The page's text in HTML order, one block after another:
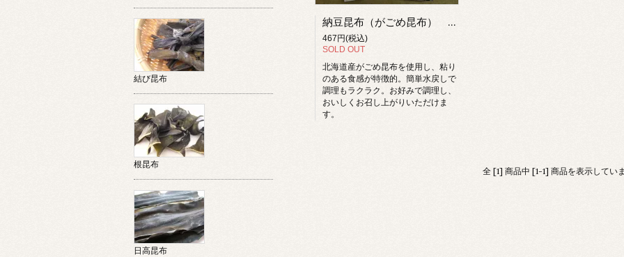
納豆昆布（がごめ昆布） 30g
467円(税込)
SOLD OUT
北海道産がごめ昆布を使用し、粘り
のある食感が特徴的。簡単水戻しで
調理もラクラク。お好みで調理し、
おいしくお召し上がりいただけま
す。
全 [1] 商品中 [1-1] 商品を表示してい
結び昆布
根昆布
日高昆布